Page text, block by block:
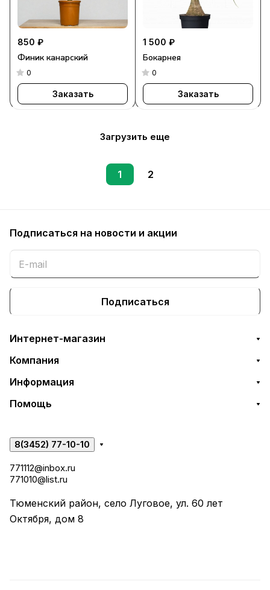
850 ₽
Финик канарский
0
Заказать
1 500 ₽
Бокарнея
0
Заказать
Загрузить еще
1 2
Подписаться на новости и акции
Подписаться
Интернет-магазин
Компания
Информация
Помощь
8(3452) 77-10-10
771112@inbox.ru
771010@list.ru
Тюменский район, село Луговое, ул. 60 лет
Октября, дом 8